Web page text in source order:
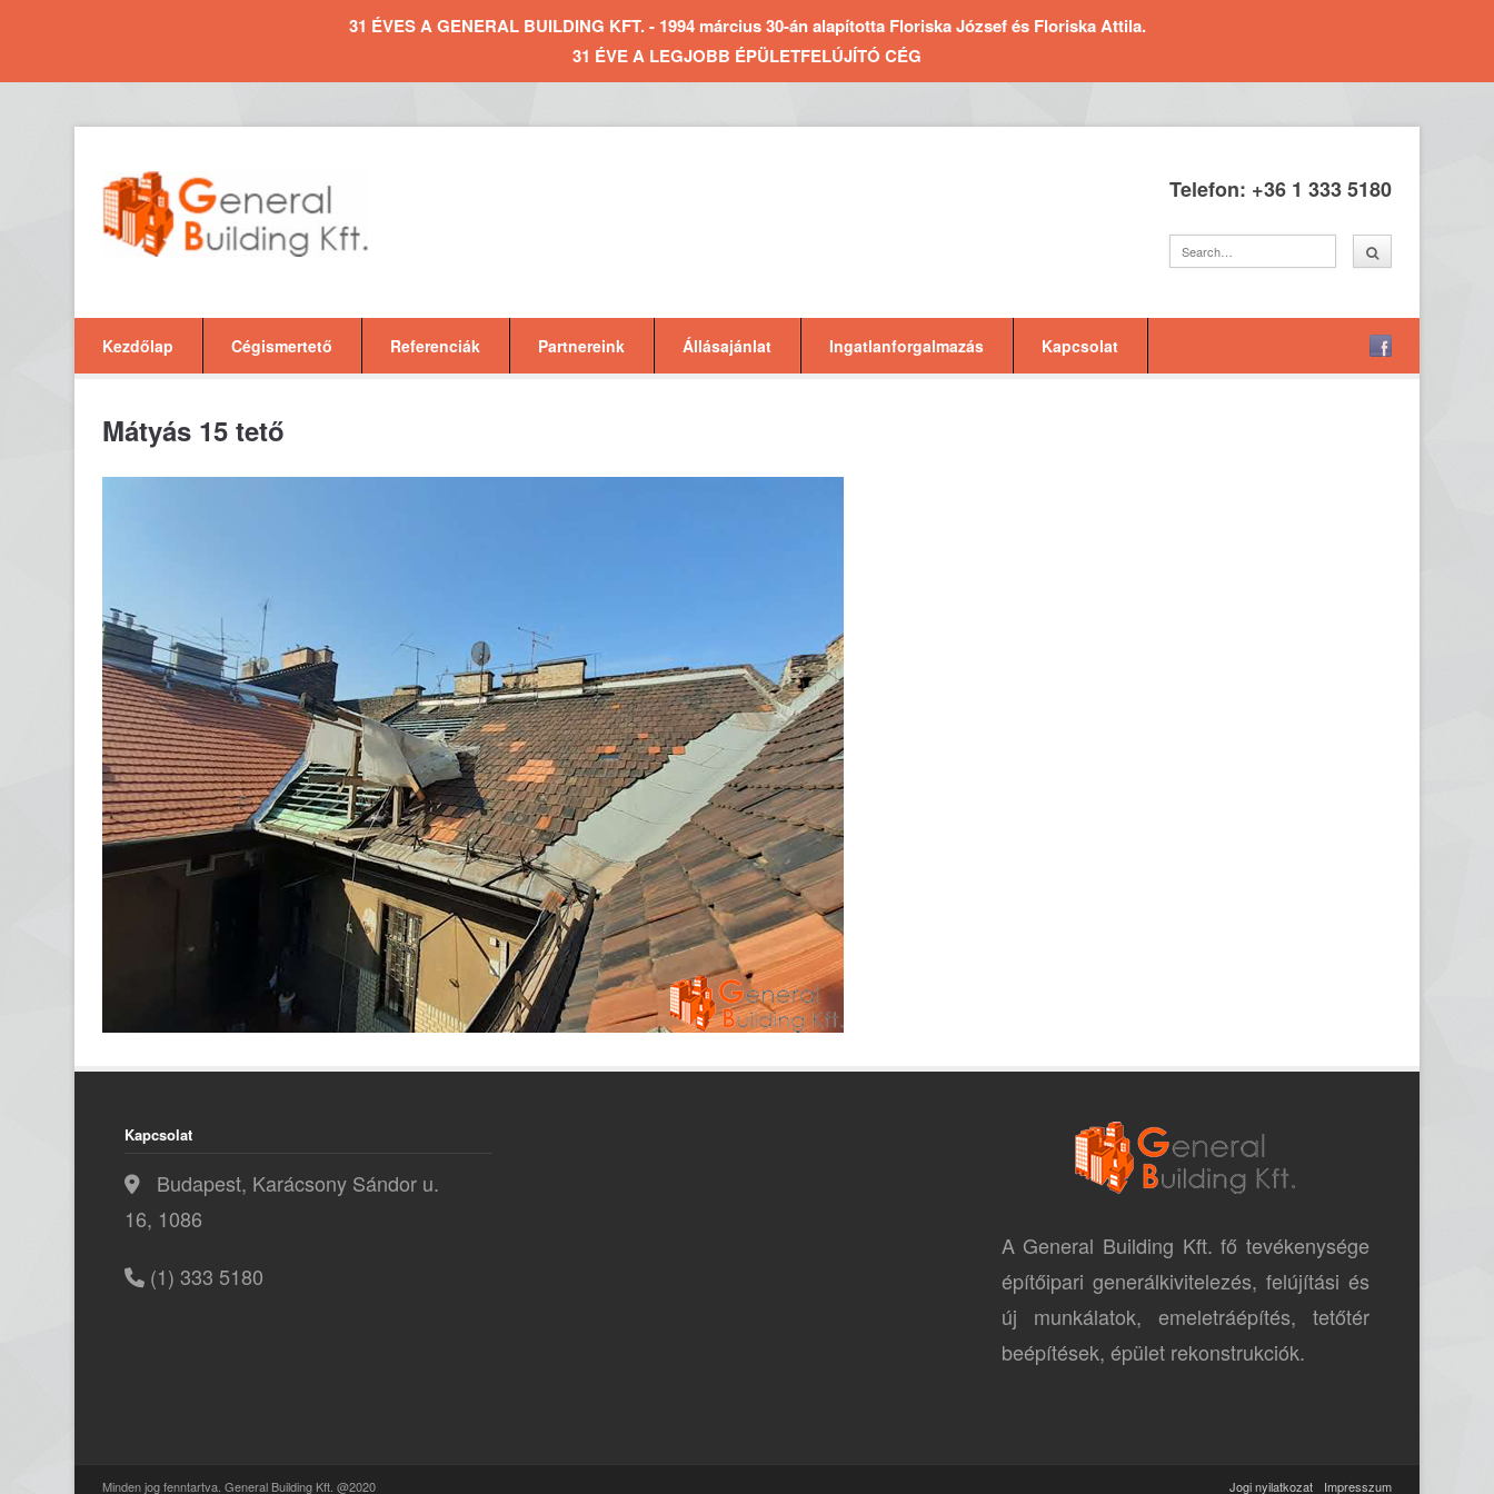
31 ÉVES A GENERAL BUILDING KFT. - 1994 március 30-án alapította Floriska József és Floriska Attila.
31 ÉVE A LEGJOBB ÉPÜLETFELÚJÍTÓ CÉG
Telefon: +36 1 333 5180
Kezdőlap Cégismertető Referenciák Partnereink Állásajánlat Ingatlanforgalmazás Kapcsolat
Mátyás 15 tető
Kapcsolat
Budapest, Karácsony Sándor u.
16, 1086
(1) 333 5180
A General Building Kft. fő tevékenysége
építőipari generálkivitelezés, felújítási és
új munkálatok, emeletráépítés, tetőtér
beépítések, épület rekonstrukciók.
Minden jog fenntartva. General Building Kft. @2020 Jogi nyilatkozat Impresszum